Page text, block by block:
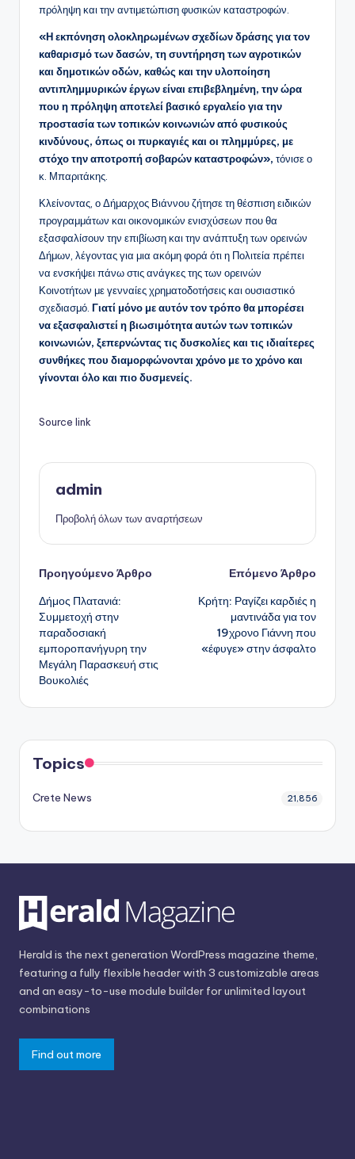
πρόληψη και την αντιμετώπιση φυσικών καταστροφών.
«Η εκπόνηση ολοκληρωμένων σχεδίων δράσης για τον
καθαρισμό των δασών, τη συντήρηση των αγροτικών
και δημοτικών οδών, καθώς και την υλοποίηση
αντιπλημμυρικών έργων είναι επιβεβλημένη, την ώρα
που η πρόληψη αποτελεί βασικό εργαλείο για την
προστασία των τοπικών κοινωνιών από φυσικούς
κινδύνους, όπως οι πυρκαγιές και οι πλημμύρες, με
στόχο την αποτροπή σοβαρών καταστροφών», τόνισε ο
κ. Μπαριτάκης.
Κλείνοντας, ο Δήμαρχος Βιάννου ζήτησε τη θέσπιση ειδικών
προγραμμάτων και οικονομικών ενισχύσεων που θα
εξασφαλίσουν την επιβίωση και την ανάπτυξη των ορεινών
Δήμων, λέγοντας για μια ακόμη φορά ότι η Πολιτεία πρέπει
να ενσκήψει πάνω στις ανάγκες της των ορεινών
Κοινοτήτων με γενναίες χρηματοδοτήσεις και ουσιαστικό
σχεδιασμό. Γιατί μόνο με αυτόν τον τρόπο θα μπορέσει
να εξασφαλιστεί η βιωσιμότητα αυτών των τοπικών
κοινωνιών, ξεπερνώντας τις δυσκολίες και τις ιδιαίτερες
συνθήκες που διαμορφώνονται χρόνο με το χρόνο και
γίνονται όλο και πιο δυσμενείς.
Source link
admin
Προβολή όλων των αναρτήσεων
Πλοήγηση
δημοσιεύσεων
Προηγούμενο Άρθρο
Δήμος Πλατανιά:
Συμμετοχή στην
παραδοσιακή
εμποροπανήγυρη την
Μεγάλη Παρασκευή στις
Βουκολιές
Επόμενο Άρθρο
Κρήτη: Ραγίζει καρδιές η
μαντινάδα για τον
19χρονο Γιάννη που
«έφυγε» στην άσφαλτο
Topics
Crete News 21,856
Herald is the next generation WordPress magazine theme,
featuring a fully flexible header with 3 customizable areas
and an easy-to-use module builder for unlimited layout
combinations
Find out more